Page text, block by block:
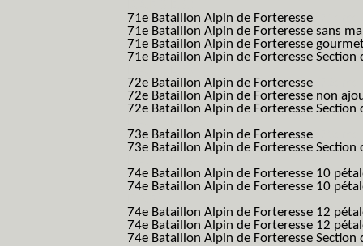
71e Bataillon Alpin de Forteresse
71e Bataillon Alpin de Forteresse sans
71e Bataillon Alpin de Forteresse
71e Bataillon Alpin de Forteresse
72e Bataillon Alpin de Forteresse
72e Bataillon Alpin de Forteresse non
72e Bataillon Alpin de Forteresse
73e Bataillon Alpin de Forteresse
73e Bataillon Alpin de Forteresse
74e Bataillon Alpin de Forteresse 10
74e Bataillon Alpin de Forteresse 10
74e Bataillon Alpin de Forteresse 12
74e Bataillon Alpin de Forteresse 12
74e Bataillon Alpin de Forteresse